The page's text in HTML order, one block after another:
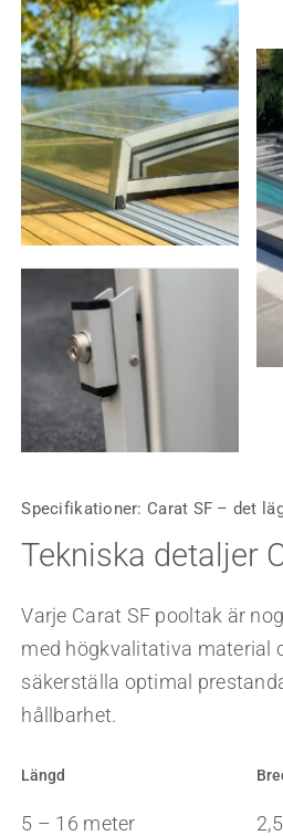
Specifikationer: Carat SF – det
Tekniska detaljer
Varje Carat SF pooltak är
med högkvalitativa material
säkerställa optimal
hållbarhet.
Längd
5 – 16 meter